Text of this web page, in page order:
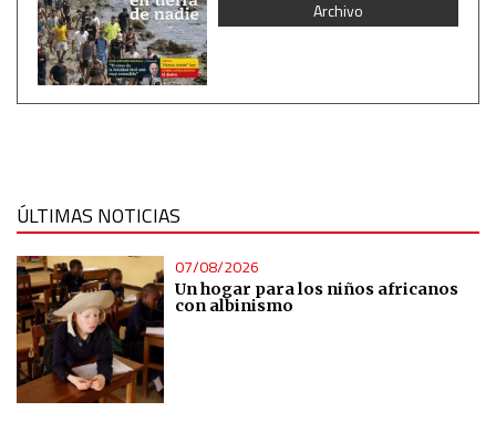
Archivo
ÚLTIMAS NOTICIAS
07/08/2026
Un hogar para los niños africanos
con albinismo